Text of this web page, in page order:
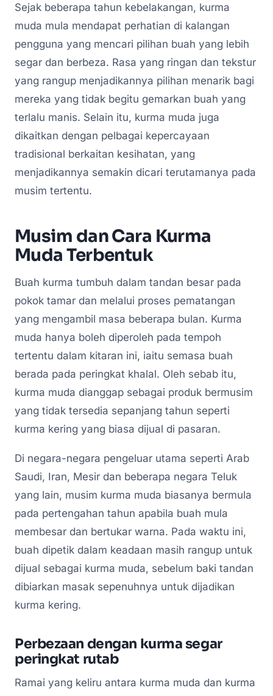
Sejak beberapa tahun kebelakangan, kurma
muda mula mendapat perhatian di kalangan
pengguna yang mencari pilihan buah yang lebih
segar dan berbeza. Rasa yang ringan dan tekstur
yang rangup menjadikannya pilihan menarik bagi
mereka yang tidak begitu gemarkan buah yang
terlalu manis. Selain itu, kurma muda juga
dikaitkan dengan pelbagai kepercayaan
tradisional berkaitan kesihatan, yang
menjadikannya semakin dicari terutamanya pada
musim tertentu.
Musim dan Cara Kurma
Muda Terbentuk
Buah kurma tumbuh dalam tandan besar pada
pokok tamar dan melalui proses pematangan
yang mengambil masa beberapa bulan. Kurma
muda hanya boleh diperoleh pada tempoh
tertentu dalam kitaran ini, iaitu semasa buah
berada pada peringkat khalal. Oleh sebab itu,
kurma muda dianggap sebagai produk bermusim
yang tidak tersedia sepanjang tahun seperti
kurma kering yang biasa dijual di pasaran.
Di negara-negara pengeluar utama seperti Arab
Saudi, Iran, Mesir dan beberapa negara Teluk
yang lain, musim kurma muda biasanya bermula
pada pertengahan tahun apabila buah mula
membesar dan bertukar warna. Pada waktu ini,
buah dipetik dalam keadaan masih rangup untuk
dijual sebagai kurma muda, sebelum baki tandan
dibiarkan masak sepenuhnya untuk dijadikan
kurma kering.
Perbezaan dengan kurma segar
peringkat rutab
Ramai yang keliru antara kurma muda dan kurma